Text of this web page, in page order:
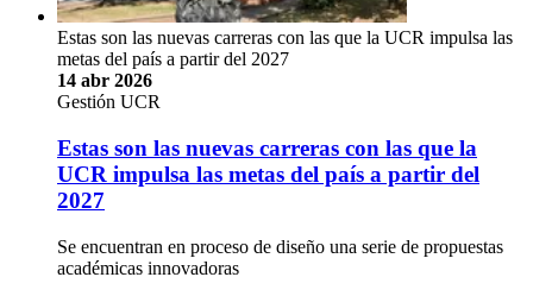
Estas son las nuevas carreras con las que la UCR impulsa las
metas del país a partir del 2027
14 abr 2026
Gestión UCR
Estas son las nuevas carreras con las que la
UCR impulsa las metas del país a partir del
2027
Se encuentran en proceso de diseño una serie de propuestas
académicas innovadoras